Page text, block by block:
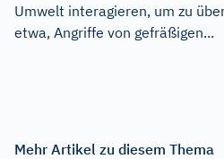
Umwelt interagieren, um zu
etwa, Angriffe von gefräßigen...
Mehr Artikel zu diesem Thema